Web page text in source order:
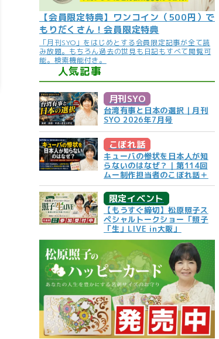
【会員限定特典】ワンコイン（500円）で
もりだくさん！会員限定特典
「月刊SYO」をはじめとする会員限定記事が全て読
み放題。もちろん過去の世見も日記もすべて閲覧可
能。検索機能付き。
人気記事
月刊SYO
台湾有事と日本の選択｜月刊
SYO 2026年7月号
こぼれ話
キューバの惨状を日本人が知
らないのはなぜ？｜第114回
ムー制作担当者のこぼれ話＋
限定イベント
【もうすぐ締切】松原照子ス
ペシャルトークショー「照子
「生」LIVE in大阪」